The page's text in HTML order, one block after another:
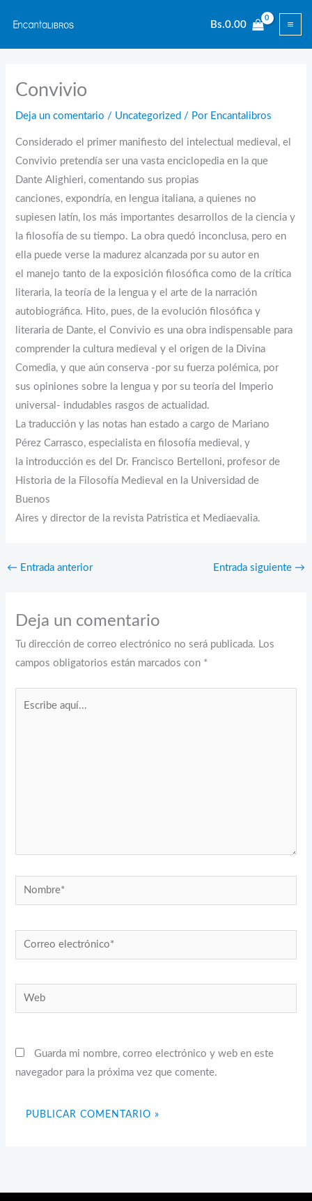
contenido
Bs.0.00
Convivio
Deja un comentario / Uncategorized / Por Encantalibros
Considerado el primer manifiesto del intelectual medieval, el
Convivio pretendía ser una vasta enciclopedia en la que
Dante Alighieri, comentando sus propias
canciones, expondría, en lengua italiana, a quienes no
supiesen latín, los más importantes desarrollos de la ciencia y
la filosofía de su tiempo. La obra quedó inconclusa, pero en
ella puede verse la madurez alcanzada por su autor en
el manejo tanto de la exposición filosófica como de la crítica
literaria, la teoría de la lengua y el arte de la narración
autobiográfica. Hito, pues, de la evolución filosófica y
literaria de Dante, el Convivio es una obra indispensable para
comprender la cultura medieval y el origen de la Divina
Comedia, y que aún conserva -por su fuerza polémica, por
sus opiniones sobre la lengua y por su teoría del Imperio
universal- indudables rasgos de actualidad.
La traducción y las notas han estado a cargo de Mariano
Pérez Carrasco, especialista en filosofía medieval, y
la introducción es del Dr. Francisco Bertelloni, profesor de
Historia de la Filosofía Medieval en la Universidad de
Buenos
Aires y director de la revista Patristica et Mediaevalia.
← Entrada anterior Entrada siguiente →
Deja un comentario
Tu dirección de correo electrónico no será publicada. Los
campos obligatorios están marcados con *
Nombre*
Correo
electrónico*
Web
Guarda mi nombre, correo electrónico y web en este
navegador para la próxima vez que comente.